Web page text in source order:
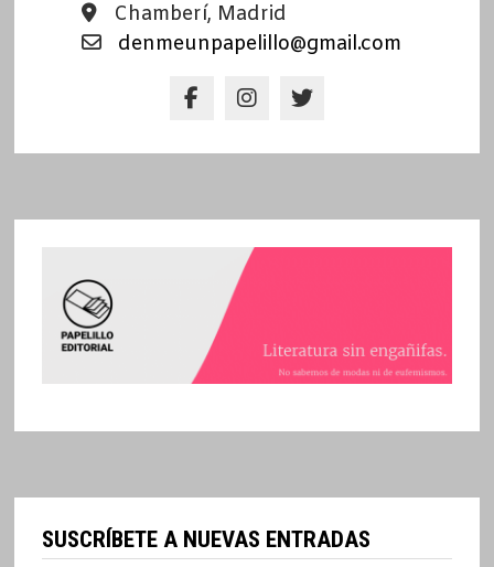
Chamberí, Madrid
denmeunpapelillo@gmail.com
SUSCRÍBETE A NUEVAS ENTRADAS